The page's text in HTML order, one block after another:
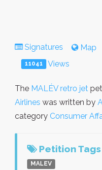
Signatures Map
11041 Views
The MALÉV retro jet
Airlines was written by
category Consumer
Petition Tags
MALEV